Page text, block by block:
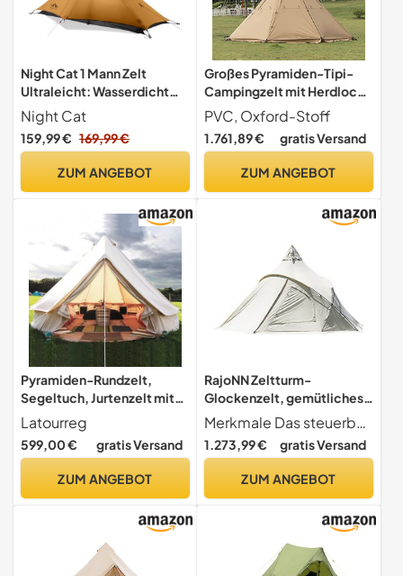
Night Cat 1 Mann Zelt
Ultraleicht: Wasserdicht
Zelt für Fahrradtour Kleines
Packmaß Trekking Camping
Night Cat
159,99 € 169,99 €
ZUM ANGEBOT
Großes Pyramiden-Tipi-
Campingzelt mit Herdloch,
Indianerzelt mit
Tragetasche für 5–8
Personen, Familien-
1) (Farbe 1)
PVC, Oxford-Stoff
1.761,89 € gratis Versand
ZUM ANGEBOT
Pyramiden-Rundzelt,
Segeltuch, Jurtenzelt mit
Reißverschluss,
Bodenplane für Familie,
Outdoor, Camping, Beige
m Glockenzelt)
Latourreg
599,00 € gratis Versand
ZUM ANGEBOT
RajoNN Zeltturm-
Glockenzelt, gemütliches
Haus im Freien,
wasserdicht, Tipi-Zelt für
Erwachsene, 4–6 Personen,
Party-Familienurlaub
Merkmale Das steuerbare obere Fenster zum Öffnen und Schließen fördert die Luftzirkulation, und das steuerbare obere Fenster zum Öffnen und Schließen ist oben so gestaltet, dass es atmungsaktiv und belüftet ist und sich von der Verstopfung verabschiedet.Im Innenbereich kann ein Holzofen verwendet werden und das Öffnen und Schließen des oberen Fensters kann im Zelt eingestellt werden.
1.273,99 € gratis Versand
ZUM ANGEBOT